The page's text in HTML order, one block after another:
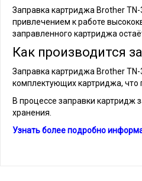
Заправка картриджа Brother
привлечением к работе
заправленного картриджа
Как производится
Заправка картриджа Brother TN-
комплектующих картриджа, что
В процессе заправки картридж
хранения.
Узнать более подробно